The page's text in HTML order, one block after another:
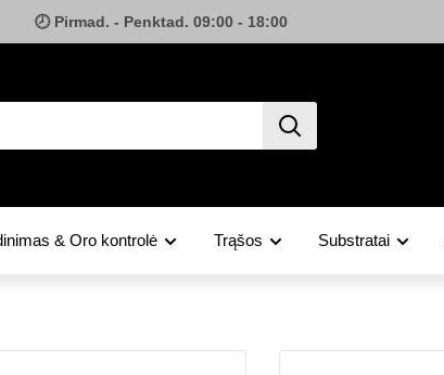
🕗 Pirmad. - Penktad. 09:00 - 18:00
& Oro kontrolė Trąšos Substratai